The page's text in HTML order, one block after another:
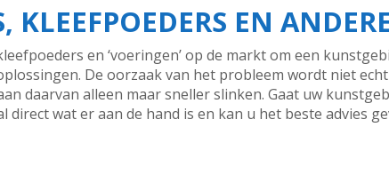
KLEEFPOEDERS EN
en ‘voeringen’ op de markt om een
De oorzaak van het probleem wordt niet
daarvan alleen maar sneller slinken. Gaat uw
direct wat er aan de hand is en kan u het beste advies